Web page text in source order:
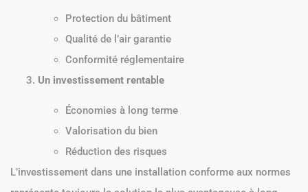
Protection du bâtiment
Qualité de l’air garantie
Conformité réglementaire
Un investissement rentable
Économies à long terme
Valorisation du bien
Réduction des risques
L’investissement dans une installation conforme aux normes